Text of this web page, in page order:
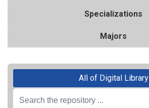
Specializations
Majors
All of Digital Library